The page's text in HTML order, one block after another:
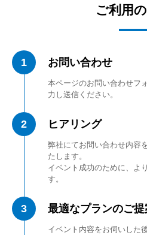
ご利用
1 お問い合わせ
本ページのお問い合わせフ
力し送信ください。
2 ヒアリング
弊社にてお問い合わせ内容
たします。
イベント成功のために、よ
す。
3 最適なプランのご提
イベント内容をお伺いした